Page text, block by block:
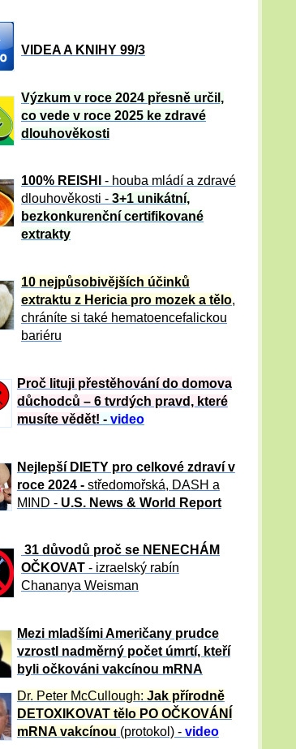
VIDEA A KNIHY 99/3
Výzkum v roce 2024 přesně určil,
co vede v roce 2025 ke zdravé
dlouhověkosti
100% REISHI
- houba mládí a zdravé
dlouhověkosti - 3+1 unikátní,
bezkonkurenční certifikované
extrakty
10 nejpůsobivějších účinků
extraktu z Hericia pro mozek a tělo,
chráníte si také hematoencefalickou
bariéru
Proč lituji přestěhování do domova
důchodců – 6 tvrdých pravd, které
musíte vědět! - video
Nejlepší DIETY pro celkové zdraví v
roce 2024 - středomořská, DASH a
MIND - U.S. News & World Report
31 důvod ů proč se NENECHÁM
OČKOVAT - izraelský rabín
Chananya Weisman
Mezi mladšími Američany prudce
vzrostl nadměrný počet úmrtí, kteří
byli očkováni vakcínou mRNA
Dr. Peter McCullough: Jak přírodně
DETOXIKOVAT tělo PO OČKOVÁNÍ
mRNA vakcínou (protokol) - video